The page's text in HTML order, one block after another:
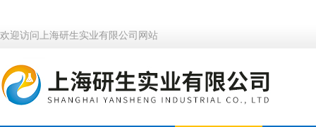
欢迎访问上海研生实业有限公司网站